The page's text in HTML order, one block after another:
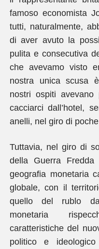
famoso economista
tutti, naturalmente,
di aver avuto la
pulita e consecutiva
che avevamo visto
nostra unica scusa
nostri ospiti
cacciarci dall’hotel,
anelli, nel giro di
Tuttavia, nel giro di
della Guerra
geografia monetaria
globale, con il
quello del rublo
monetaria
caratteristiche del
politico e